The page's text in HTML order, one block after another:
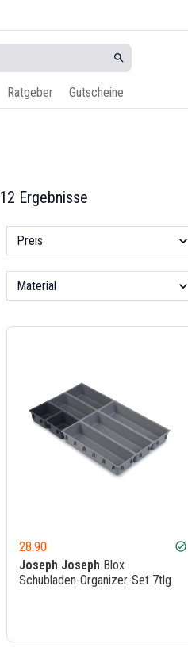
Ratgeber Gutscheine
12 Ergebnisse
Preis
Material
28.90 check_circle
Joseph Joseph Blox
Schubladen-Organizer-Set 7tlg.